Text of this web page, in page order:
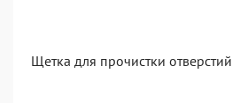
Щетка для прочистки отверстий